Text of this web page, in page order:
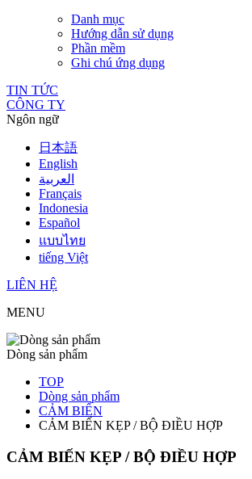
Danh mục
Hướng dẫn sử dụng
Phần mềm
Ghi chú ứng dụng
TIN TỨC
CÔNG TY
Ngôn ngữ
日本語
English
العربية
Français
Indonesia
Español
แบบไทย
tiếng Việt
LIÊN HỆ
MENU
Dòng sản phẩm
TOP
Dòng sản phẩm
CẢM BIẾN
CẢM BIẾN KẸP / BỘ ĐIỀU HỢP
CẢM BIẾN KẸP / BỘ ĐIỀU HỢP